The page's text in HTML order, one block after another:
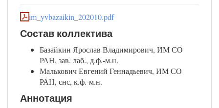
im_yvbazaikin_202010.pdf
Состав коллектива
Базайкин Ярослав Владимирович, ИМ СО
РАН, зав. лаб., д.ф.-м.н.
Малькович Евгений Геннадьевич, ИМ СО
РАН, снс, к.ф.-м.н.
Аннотация